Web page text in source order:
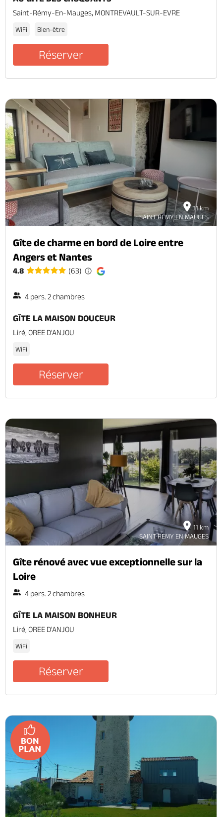
Saint-Rémy-En-Mauges, MONTREVAULT-SUR-EVRE
WiFi Bien-être
Réserver
11 km
SAINT REMY EN MAUGES
Gîte de charme en bord de Loire entre
Angers et Nantes
4.8 (63)
4 pers. 2 chambres
GÎTE LA MAISON DOUCEUR
Liré, OREE D'ANJOU
WiFi
Réserver
11 km
SAINT REMY EN MAUGES
Gîte rénové avec vue exceptionnelle sur la
Loire
4 pers. 2 chambres
GÎTE LA MAISON BONHEUR
Liré, OREE D'ANJOU
WiFi
Réserver